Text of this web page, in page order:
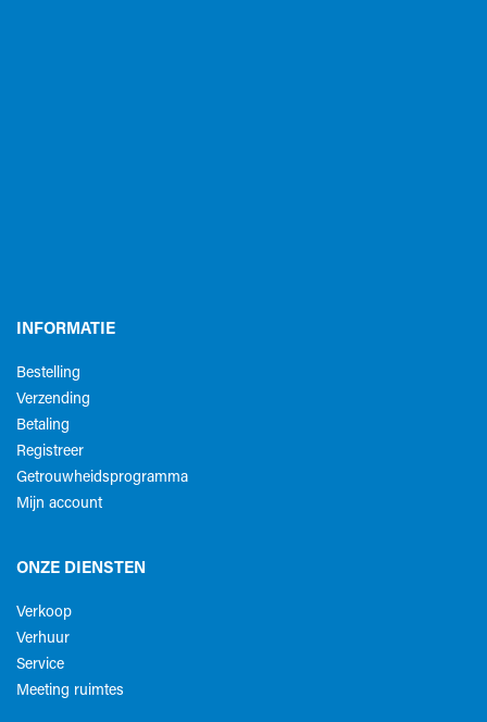
INFORMATIE
Bestelling
Verzending
Betaling
Registreer
Getrouwheidsprogramma
Mijn account
ONZE DIENSTEN
Verkoop
Verhuur
Service
Meeting ruimtes